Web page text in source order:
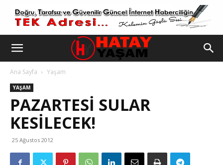
Ana Sayfa Yaşam
YAŞAM
PAZARTESI SULAR
KESILECEK!
25 Ağustos 2012